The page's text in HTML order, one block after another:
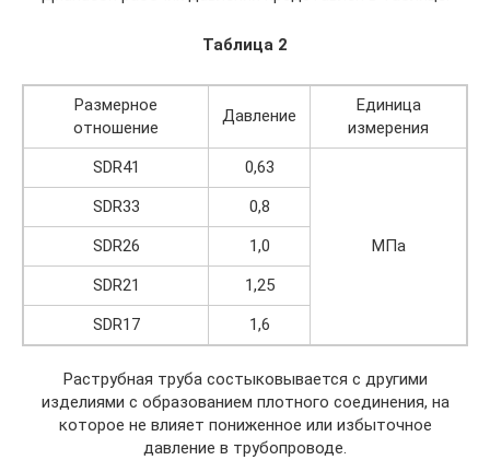
Таблица 2
Размерное
отношение
Давление
Единица
измерения
SDR41
0,63
МПа
SDR33
0,8
SDR26
1,0
SDR21
1,25
SDR17
1,6
Раструбная труба состыковывается с другими
изделиями с образованием плотного соединения, на
которое не влияет пониженное или избыточное
давление в трубопроводе.